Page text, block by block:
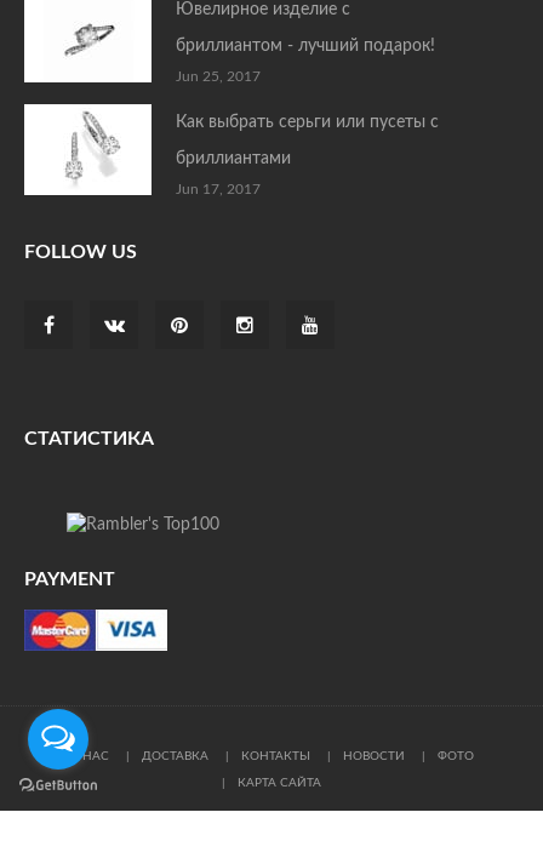
Ювелирное изделие с
бриллиантом - лучший подарок!
Jun 25, 2017
Как выбрать серьги или пусеты с
бриллиантами
Jun 17, 2017
FOLLOW US
СТАТИСТИКА
PAYMENT
О НАС ДОСТАВКА КОНТАКТЫ НОВОСТИ ФОТО
КАРТА САЙТА